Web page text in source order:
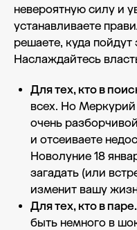
невероятную силу и
устанавливаете
решаете, куда пойдут
Наслаждайтесь
Для тех, кто в
всех. Но Меркурий
очень
и отсеиваете
Новолуние 18
загадать (или
изменит вашу
Для тех, кто в паре.
быть немного в